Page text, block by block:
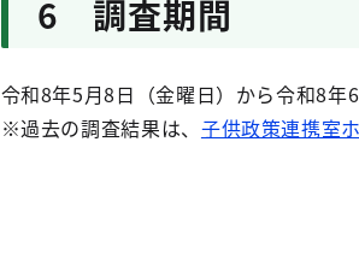
6 調査期間
令和8年5月8日（金曜日）から令和8年
※過去の調査結果は、 子供政策連携室